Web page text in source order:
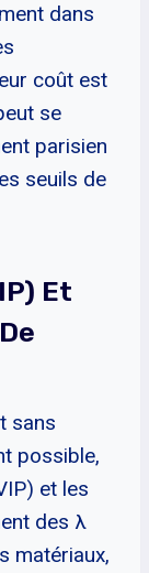
dans
coût est
se
parisien
seuils de
Et
sans
possible,
et les
des λ
matériaux,